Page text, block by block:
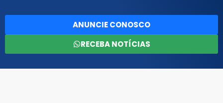
ANUNCIE CONOSCO
RECEBA NOTÍCIAS